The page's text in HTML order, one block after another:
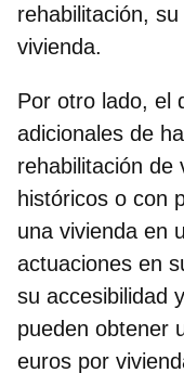
rehabilitación,
vivienda.
Por otro lado, el
adicionales de
rehabilitación de
históricos o con
una vivienda en
actuaciones en
su accesibilidad
pueden obtener
euros por